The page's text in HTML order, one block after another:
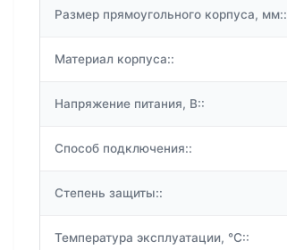
Размер прямоугольного корпуса, мм::
Материал корпуса::
Напряжение питания, В::
Способ подключения::
Степень защиты::
Температура эксплуатации, °C::